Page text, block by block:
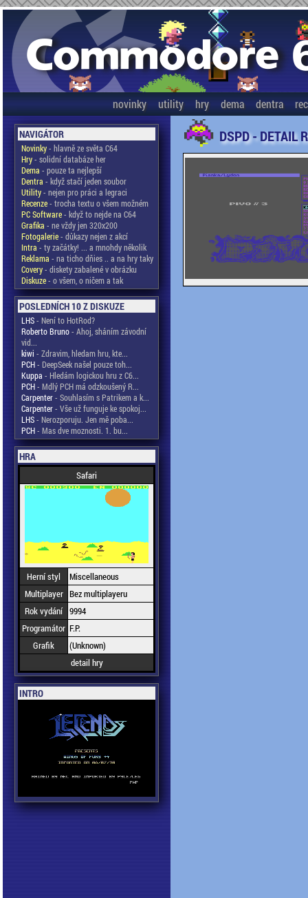
novinky utility hry dema dentra
NAVIGÁTOR
Novinky- hlavně ze světa C64
Hry- solidní databáze her
Dema - pouze ta nejlepší
Dentra - když stačí jeden soubor
Utility- nejen pro práci a legraci
Recenze- trocha textu o všem možném
PC Software- když to nejde na C64
Grafika - ne vždy jen 320x200
Fotogalerie- důkazy nejen z akcí
Intra - ty začátky! ... a mnohdy několik
Reklama - na ticho dňies .. a na hry taky
Covery- diskety zabalené v obrázku
Diskuze- o všem, o ničem a tak
POSLEDNÍCH 10 Z DISKUZE
LHS- Není to HotRod?
Roberto Bruno- Ahoj, sháním závodní
vid...
kiwi - Zdravim, hledam hru, kte...
PCH- DeepSeek našel pouze toh...
Kuppa - Hledám logickou hru z C6...
PCH- Mdlý PCH má odzkoušený R...
Carpenter- Souhlasím s Patrikem a k...
Carpenter- Vše už funguje ke spokoj...
LHS- Nerozporuju. Jen mě poba...
PCH- Mas dve moznosti. 1. bu...
HRA
Safari
Herní styl
Miscellaneous
Multiplayer Bez multiplayeru
Rok vydání 9994
Programátor F.P.
Grafik
(Unknown)
detail hry
INTRO
DSPD - DETAIL